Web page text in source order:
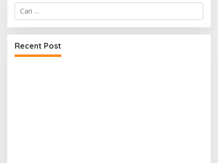
Cari
untuk:
Recent Post